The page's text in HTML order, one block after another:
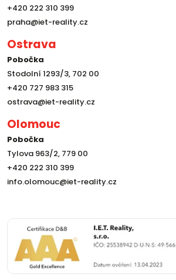
+420 222 310 399
praha@iet-reality.cz
Ostrava
Pobočka
Stodolní 1293/3, 702 00
+420 727 983 315
ostrava@iet-reality.cz
Olomouc
Pobočka
Tylova 963/2, 779 00
+420 222 310 399
info.olomouc@iet-reality.cz